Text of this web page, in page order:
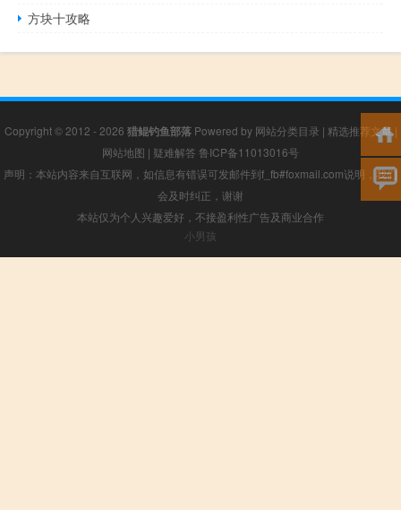
方块十攻略
Copyright © 2012 - 2026 猎鲲钓鱼部落Powered by 网站分类目录 | 精选推荐文章|
网站地图 | 疑难解答 鲁ICP备11013016号
声明：本站内容来自互联网，如信息有错误可发邮件到f_fb#foxmail.com说明，我们
会及时纠正，谢谢
本站仅为个人兴趣爱好，不接盈利性广告及商业合作
小男孩